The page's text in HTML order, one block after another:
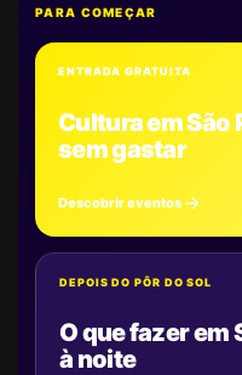
PARA COMEÇAR
ENTRADA GRATUITA
Cultura em São
sem gastar
Descobrir eventos
DEPOIS DO PÔR DO SOL
O que fazer em
à noite